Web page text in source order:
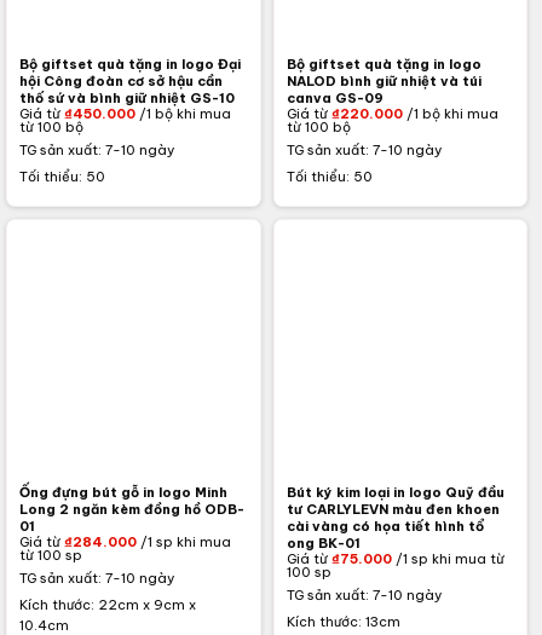
Bộ giftset quà tặng in logo Đại
hội Công đoàn cơ sở hậu cần
thố sứ và bình giữ nhiệt GS-10
Giá từ ₫450.000 /1 bộ khi mua
từ 100 bộ
TG sản xuất: 7-10 ngày
Tối thiểu: 50
Bộ giftset quà tặng in logo
NALOD bình giữ nhiệt và túi
canva GS-09
Giá từ ₫220.000/1 bộ khi mua
từ 100 bộ
TG sản xuất: 7-10 ngày
Tối thiểu: 50
Ống đựng bút gỗ in logo Minh
Long 2 ngăn kèm đồng hồ ODB-
01
Giá từ ₫284.000 /1 sp khi mua
từ 100 sp
TG sản xuất: 7-10 ngày
Kích thước: 22cm x 9cm x
10.4cm
Bút ký kim loại in logo Quỹ đầu
tư CARLYLEVN màu đen khoen
cài vàng có họa tiết hình tổ
ong BK-01
Giá từ ₫75.000/1 sp khi mua từ
100 sp
TG sản xuất: 7-10 ngày
Kích thước: 13cm